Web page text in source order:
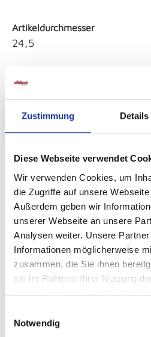
Zustimmung Details
Diese Webseite verwendet
Wir verwenden Cookies, um
die Zugriffe auf unsere
Außerdem geben wir
unserer Webseite an unsere
Analysen weiter. Unsere
Informationen möglicherweise
zusammen, die Sie ihnen
sie im Rahmen Ihrer Nutzung
haben. Klicken Sie auch
Information dazu und die
Notwendig
Artikeldurchmesser
24,5
Sicherheitshinweise
Weitere Varianten und
Produktgalerie überspringen